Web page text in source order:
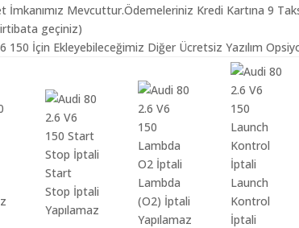
İmkanımız Mevcuttur.Ödemeleriniz Kredi Kartına 9
geçiniz)
150 İçin Ekleyebileceğimiz Diğer Ücretsiz Yazılım
Start
Stop İptali
Yapılamaz
Lambda
(O2) İptali
Yapılamaz
Launch
Kontrol
İptali